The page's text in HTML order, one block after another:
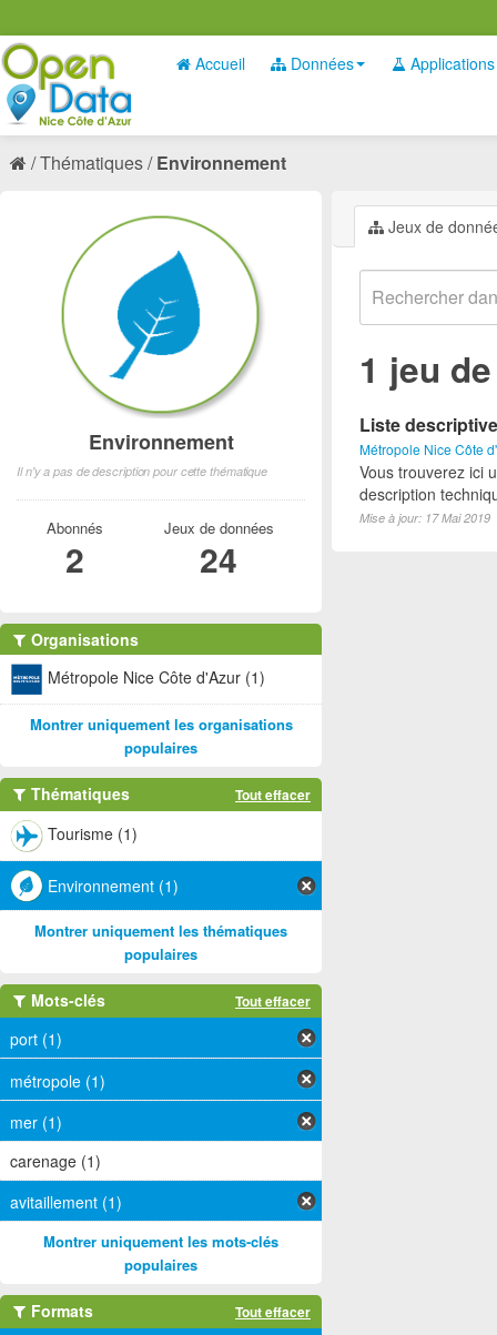
Accueil Données Applications
Thématiques Environnement
Jeux de
1 jeu
Liste
Métropole Nice Côte
Vous trouverez ici
description
Mise à jour: 17 Mai 2019
Environnement
Il n'y a pas de description pour cette thématique
Abonnés
2
Jeux de données
24
Organisations
Métropole Nice Côte d'Azur (1)
Montrer uniquement les organisations
populaires
Thématiques Tout effacer
Tourisme (1)
Environnement (1)
Montrer uniquement les thématiques
populaires
Mots-clés Tout effacer
port (1)
métropole (1)
mer (1)
carenage (1)
avitaillement (1)
Montrer uniquement les mots-clés
populaires
Formats Tout effacer